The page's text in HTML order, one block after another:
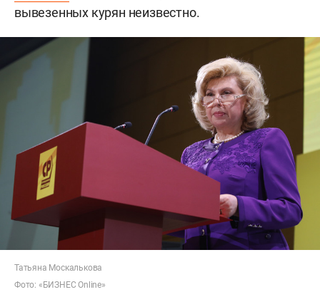
вывезенных курян неизвестно.
Татьяна Москалькова
Фото: «БИЗНЕС Online»